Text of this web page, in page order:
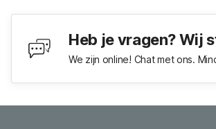
Heb je vragen? Wij
We zijn online! Chat met ons.